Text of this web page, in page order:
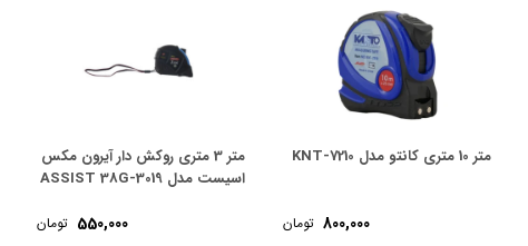
متر 10 متری کانتو مدل KNT-7210
800,000 تومان
متر 3 متری روکش دار آیرون مکس
اسیست مدل ASSIST 38G-3019
550,000 تومان